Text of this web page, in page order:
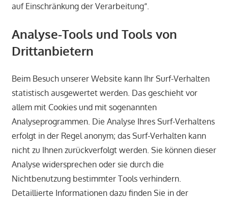
auf Einschränkung der Verarbeitung“.
Analyse-Tools und Tools von
Drittanbietern
Beim Besuch unserer Website kann Ihr Surf-Verhalten
statistisch ausgewertet werden. Das geschieht vor
allem mit Cookies und mit sogenannten
Analyseprogrammen. Die Analyse Ihres Surf-Verhaltens
erfolgt in der Regel anonym; das Surf-Verhalten kann
nicht zu Ihnen zurückverfolgt werden. Sie können dieser
Analyse widersprechen oder sie durch die
Nichtbenutzung bestimmter Tools verhindern.
Detaillierte Informationen dazu finden Sie in der